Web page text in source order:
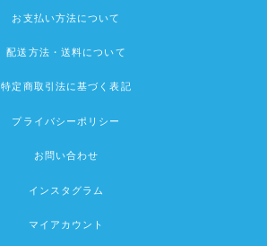
お支払い方法について
配送方法・送料について
特定商取引法に基づく表記
プライバシーポリシー
お問い合わせ
インスタグラム
マイアカウント